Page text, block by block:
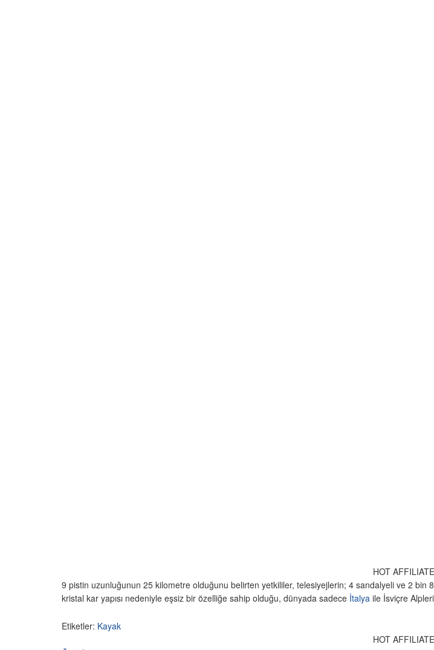
HOT
9 pistin uzunluğunun 25 kilometre olduğunu belirten yetkililer, telesiyejlerin; 4 sandalyeli ve 2 bin
kristal kar yapısı nedeniyle eşsiz bir özelliğe sahip olduğu, dünyada sadece İtalya ile İsviçre
Etiketler: Kayak
HOT